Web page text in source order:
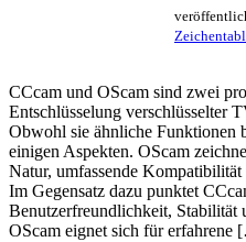
CCcam und OScam sind zwei
Entschlüsselung verschlüsselter
Obwohl sie ähnliche Funktionen
einigen Aspekten. OScam
Natur, umfassende
Im Gegensatz dazu punktet
Benutzerfreundlichkeit, Stabilität
OScam eignet sich für